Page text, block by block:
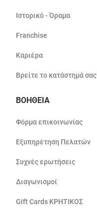
Ιστορικό - Όραμα
Franchise
Καριέρα
Βρείτε το κατάστημά σας
ΒΟΗΘΕΙΑ
Φόρμα επικοινωνίας
Εξυπηρέτηση Πελατών
Συχνές ερωτήσεις
Διαγωνισμοί
Gift Cards ΚΡΗΤΙΚΟΣ